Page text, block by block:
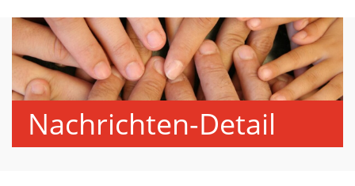
Nachrichten-Detail